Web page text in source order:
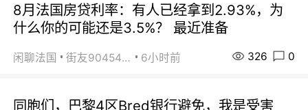
8月法国房贷利率：有人已经拿到2.93%，为
什么你的可能还是3.5%？ 最近准备
闲聊法国 街友90454511 6小时前 326 0
同胞们，巴黎4区Bred银行避免，我是受害